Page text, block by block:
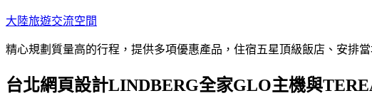
跳
主
內
大陸旅遊交流空間
精心規劃質量高的行程，提供多項優惠產品，住宿五星頂級飯店、安排
台北網頁設計LINDBERG全家GLO主機與